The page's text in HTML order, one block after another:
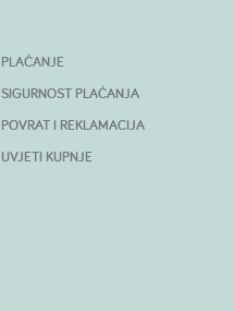
PLAĆANJE
SIGURNOST PLAĆANJA
POVRAT I REKLAMACIJA
UVJETI KUPNJE